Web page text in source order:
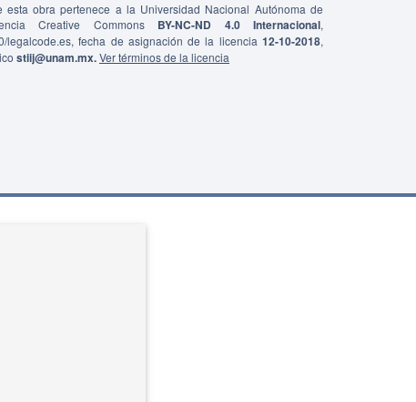
obra pertenece a la Universidad Nacional Autónoma de
Creative Commons BY-NC-ND 4.0 Internacional,
legalcode.es, fecha de asignación de la licencia 12-10-2018,
stiij@unam.mx.Ver términos de la licencia